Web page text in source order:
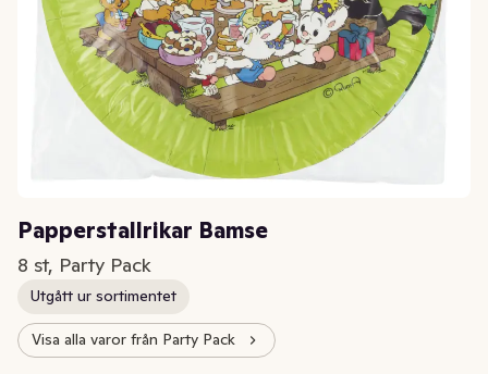
Papperstallrikar Bamse
8 st, Party Pack
Utgått ur sortimentet
Visa alla varor från Party Pack